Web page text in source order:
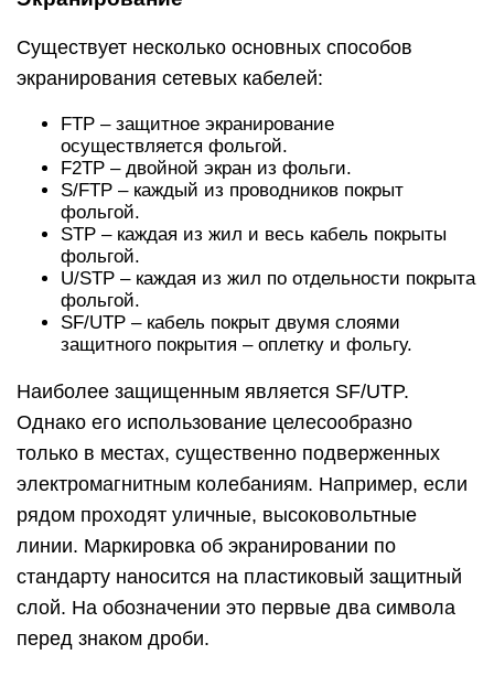
Существует несколько основных способов
экранирования сетевых кабелей:
FTP – защитное экранирование
осуществляется фольгой.
F2TP – двойной экран из фольги.
S/FTP – каждый из проводников покрыт
фольгой.
STP – каждая из жил и весь кабель покрыты
фольгой.
U/STP – каждая из жил по отдельности покрыта
фольгой.
SF/UTP – кабель покрыт двумя слоями
защитного покрытия – оплетку и фольгу.
Наиболее защищенным является SF/UTP.
Однако его использование целесообразно
только в местах, существенно подверженных
электромагнитным колебаниям. Например, если
рядом проходят уличные, высоковольтные
линии. Маркировка об экранировании по
стандарту наносится на пластиковый защитный
слой. На обозначении это первые два символа
перед знаком дроби.